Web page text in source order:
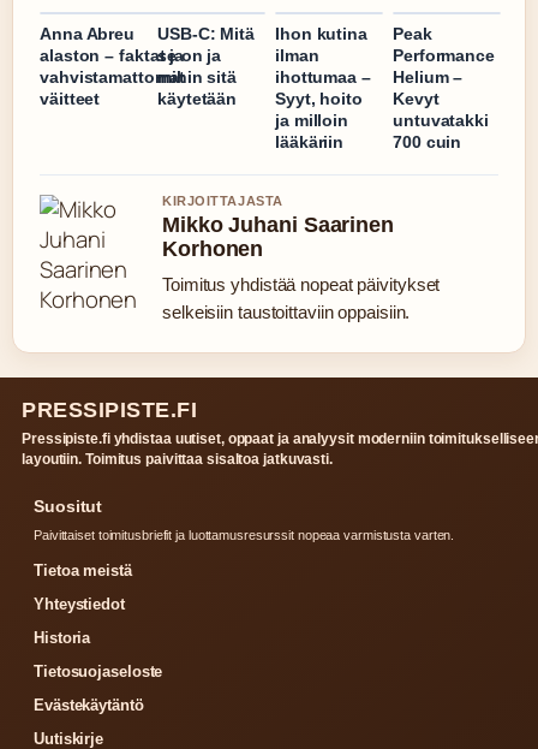
Anna Abreu
alaston – faktat ja
vahvistamattomat
väitteet
USB-C: Mitä
se on ja
mihin sitä
käytetään
Ihon kutina
ilman
ihottumaa –
Syyt, hoito
ja milloin
lääkäriin
Peak
Performance
Helium –
Kevyt
untuvatakki
700 cuin
KIRJOITTAJASTA
Mikko Juhani Saarinen
Korhonen
Toimitus yhdistää nopeat päivitykset
selkeisiin taustoittaviin oppaisiin.
PRESSIPISTE.FI
Pressipiste.fi yhdistaa uutiset, oppaat ja analyysit moderniin
layoutiin. Toimitus paivittaa sisaltoa jatkuvasti.
Suositut
Paivittaiset toimitusbriefit ja luottamusresurssit nopeaa varmistusta varten.
Tietoa meistä
Yhteystiedot
Historia
Tietosuojaseloste
Evästekäytäntö
Uutiskirje